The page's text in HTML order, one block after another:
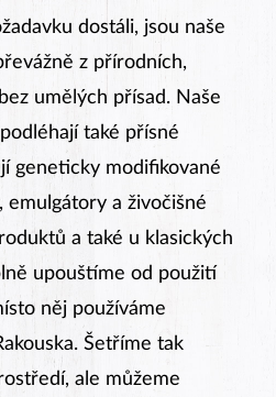
dostáli, jsou naše
z přírodních,
umělých přísad. Naše
také přísné
geneticky modifikované
emulgátory a živočišné
a také u klasických
upouštíme od použití
něj používáme
Šetříme tak
ale můžeme